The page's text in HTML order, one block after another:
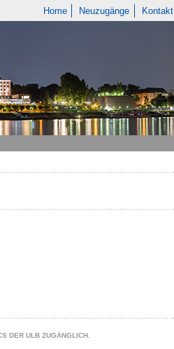
Home Neuzugänge Kontakt
DER ULB ZUGÄNGLICH.